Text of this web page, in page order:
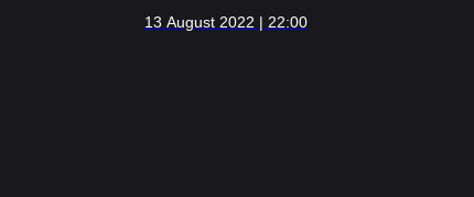
13 August 2022 | 22:00